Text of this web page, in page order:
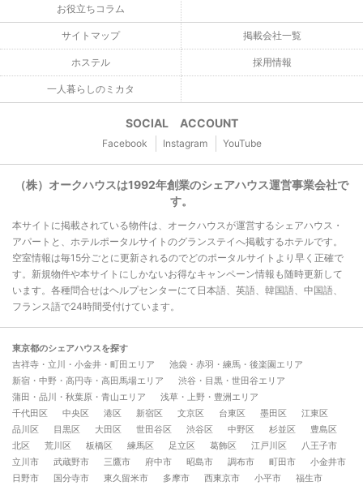
お役立ちコラム
サイトマップ 掲載会社一覧
ホステル 採用情報
一人暮らしのミカタ
SOCIAL ACCOUNT
Facebook Instagram YouTube
（株）オークハウスは1992年創業のシェアハウス運営事業会社で
す。
本サイトに掲載されている物件は、オークハウスが運営するシェアハウス・
アパートと、ホテルポータルサイトのグランステイへ掲載するホテルです。
空室情報は毎15分ごとに更新されるのでどのポータルサイトより早く正確で
す。新規物件や本サイトにしかないお得なキャンペーン情報も随時更新して
います。各種問合せはヘルプセンターにて日本語、英語、韓国語、中国語、
フランス語で24時間受付けています。
東京都のシェアハウスを探す
吉祥寺・立川・小金井・町田エリア
池袋・赤羽・練馬・後楽園エリア
新宿・中野・高円寺・高田馬場エリア
渋谷・目黒・世田谷エリア
蒲田・品川・秋葉原・青山エリア
浅草・上野・豊洲エリア
千代田区
中央区 港区 新宿区 文京区 台東区 墨田区
江東区
品川区
目黒区 大田区 世田谷区 渋谷区 中野区 杉並区
豊島区
北区
荒川区 板橋区 練馬区 足立区 葛飾区 江戸川区
八王子市
立川市
武蔵野市 三鷹市 府中市 昭島市 調布市 町田市
小金井市
日野市
国分寺市 東久留米市 多摩市 西東京市 小平市
福生市